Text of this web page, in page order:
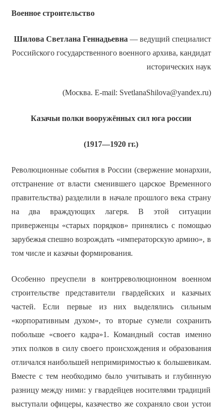
Военное строительство
Шилова Светлана Геннадьевна — ведущий специалист
Российского государственного военного архива, кандидат
исторических наук
(Москва. E-mail: SvetlanaShilova@yandex.ru)
Казачьи полки вооружённых сил юга россии
(1917—1920 гг.)
Революционные события в России (свержение монархии,
отстранение от власти сменившего царское Временного
правительства) разделили в начале прошлого века страну
на два враждующих лагеря. В этой ситуации
приверженцы «старых порядков» принялись с помощью
зарубежья спешно возрождать «императорскую армию», в
том числе и казачьи формирования.
Особенно преуспели в контрреволюционном военном
строительстве представители гвардейских и казачьих
частей. Если первые из них выделялись сильным
«корпоративным духом», то вторые сумели сохранить
побольше «своего кадра»1. Командный состав именно
этих полков в силу своего происхождения и образования
отличался наибольшей непримиримостью к большевикам.
Вместе с тем необходимо было учитывать и глубинную
разницу между ними: у гвардейцев носителями традиций
выступали офицеры, казачество же сохраняло свои устои